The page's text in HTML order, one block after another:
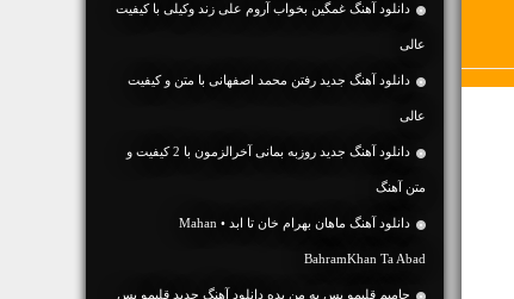
دانلود آهنگ غمگین بخواب آروم علی زند وکیلی با کیفیت
عالی
دانلود آهنگ جديد رفتن محمد اصفهانی با متن و کیفیت
عالی
دانلود آهنگ جديد روزبه بمانی آخرالزمون با 2 کیفیت و
متن آهنگ
دانلود آهنگ ماهان بهرام خان تا ابد • Mahan
BahramKhan Ta Abad
حامیم قلبمو پس به من بده دانلود آهنگ جدید قلبمو پس